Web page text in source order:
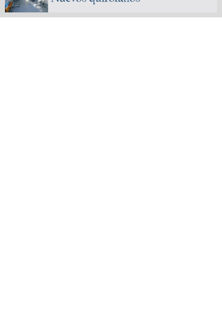
San Vicente | Garantizan la seguridad patrimonial de los
vecinos mediante la Protección de la Vivienda gratuita